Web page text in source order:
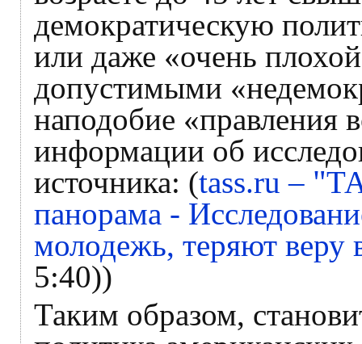
демократическую
или даже «очень
допустимыми
наподобие «правления
информации об
источника: (tass.ru – "
панорама -
молодежь, теряют веру
5:40))
Таким образом,